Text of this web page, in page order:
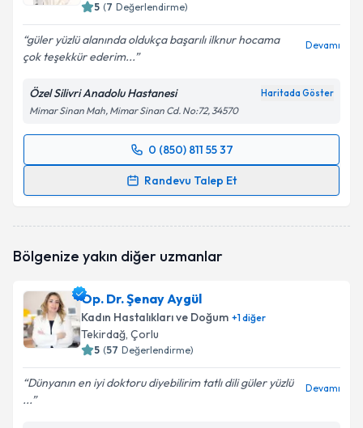
5 (7 Değerlendirme)
güler yüzlü alanında oldukça başarılı ilknur hocama
çok teşekkür ederim...
Devamı
Özel Silivri Anadolu Hastanesi Haritada Göster
Mimar Sinan Mah, Mimar Sinan Cd. No:72, 34570
0 (850) 811 55 37
Randevu Talep Et
Randevu Takvimi Talebi
oluşturun. Size bu uzmandan randevu almanız için bir
Kişisel verilerimin işlenmesine ilişkin
Metni'ni okudum ve kişisel verilerimin belirtilen
kapsamda işlenmesini kabul ediyorum.
Bölgenize yakın diğer uzmanlar
Op. Dr. Şenay Aygül
Kadın Hastalıkları ve Doğum +1diğer
Tekirdağ, Çorlu
5 (57 Değerlendirme)
Dünyanın en iyi doktoru diyebilirim tatlı dili güler yüzlü
...
Devamı